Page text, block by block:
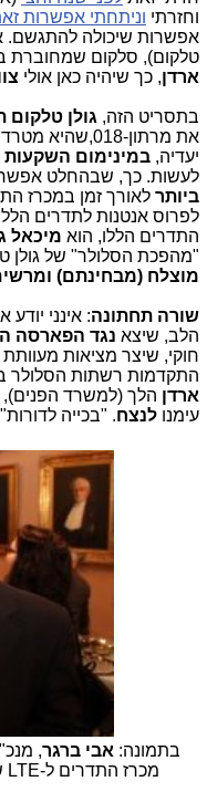
וחזרתי וניתחתי אפשרות
טלקום), סלקום שמחוברת
ארדן, כך שיהיה כאן אולי
בתסריט הזה, גולן
את מרתון-
יעדיה, במינימום
לעשות. כך, שבהחלט
ביותר לאורך זמן במכרז
לפרוס אנטנות לתדרים
התדרים הללו, הוא מיכאל
"מהפכת הסלולר" של גולן
מוצלח (מבחינתם)
שורה תחתונה: אינני
הלב, שיצא נגד הפארסה
חוקי, שיצר מציאות
התקדמות רשתות הסלולר
ארדן הלך (למשרד
עימנו לנצח. "בכייה
בתמונה: אבי ברגר,
מכרז התדרים ל-LTE שהסתיים אמש בפלופ אחד גדול.